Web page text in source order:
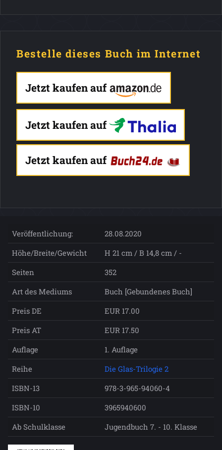
Bestelle dieses Buch im Internet
Jetzt kaufen auf
Jetzt kaufen auf
Jetzt kaufen auf
Veröffentlichung:
28.08.2020
Höhe/Breite/Gewicht
H 21 cm / B 14,8 cm / -
Seiten
352
Art des Mediums
Buch [Gebundenes Buch]
Preis DE
EUR 17.00
Preis AT
EUR 17.50
Auflage
1. Auflage
Reihe
Die Glas-Trilogie 2
ISBN-13
978-3-965-94060-4
ISBN-10
3965940600
Ab Schulklasse
Jugendbuch 7. - 10. Klasse